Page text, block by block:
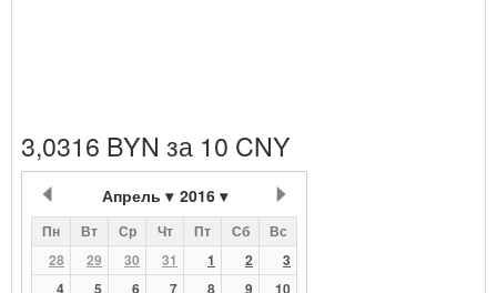
3,0316 BYN за 10 CNY
Апрель 2016
Пн Вт Ср Чт Пт Сб
Вс
28
29 30 31 1 2
3
4
5 6 7 8 9
10